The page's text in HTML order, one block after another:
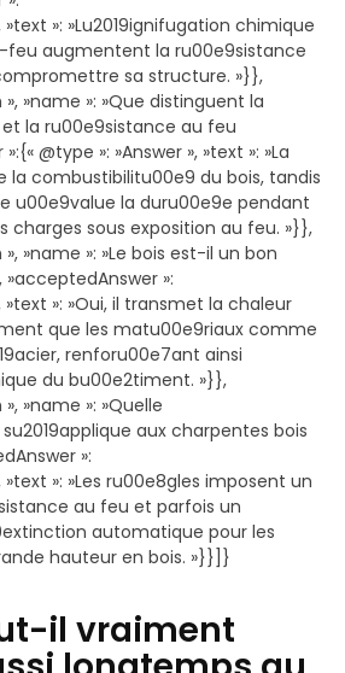
»text »: »Lu2019ignifugation chimique
feu augmentent la ru00e9sistance
sa structure. »}},
», »name »: »Que distinguent la
la ru00e9sistance au feu
@type »: »Answer », »text »: »La
la combustibilitu00e9 du bois, tandis
u00e9value la duru00e9e pendant
charges sous exposition au feu. »}},
»name »: »Le bois est-il un bon
»:
»text »: »Oui, il transmet la chaleur
que les matu00e9riaux comme
renforu00e7ant ainsi
du bu00e2timent. »}},
»name »: »Quelle
aux charpentes bois
»:
»text »: »Les ru00e8gles imposent un
au feu et parfois un
automatique pour les
hauteur en bois. »}}]}
il vraiment